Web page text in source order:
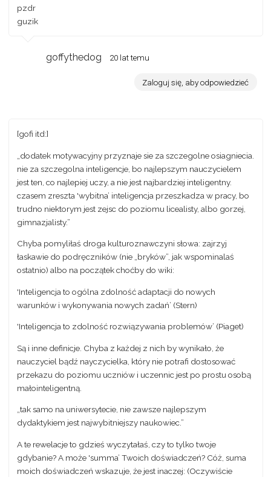
pzdr
guzik
goffythedog 20 lat temu
Zaloguj się, aby odpowiedzieć
[gofi itd:]
„dodatek motywacyjny przyznaje sie za szczegolne osiagniecia.
nie za szczegolna inteligencje, bo najlepszym nauczycielem
jest ten, co najlepiej uczy, a nie jest najbardziej inteligentny.
czasem zreszta 'wybitna’ inteligencja przeszkadza w pracy, bo
trudno niektorym jest zejsc do poziomu licealisty, albo gorzej,
gimnazjalisty.”
Chyba pomyliłaś droga kulturoznawczyni słowa: zajrzyj
łaskawie do podręczników (nie „bryków”, jak wspominalaś
ostatnio) albo na początek choćby do wiki:
'Inteligencja to ogólna zdolność adaptacji do nowych
warunków i wykonywania nowych zadań’ (Stern)
'Inteligencja to zdolność rozwiązywania problemów’ (Piaget)
Są i inne definicje. Chyba z każdej z nich by wynikało, że
nauczyciel bądź nayczycielka, który nie potrafi dostosować
przekazu do poziomu uczniów i uczennic jest po prostu osobą
małointeligentną.
„tak samo na uniwersytecie, nie zawsze najlepszym
dydaktykiem jest najwybitniejszy naukowiec.”
A te rewelacje to gdzieś wyczytałaś, czy to tylko twoje
gdybanie? A może 'summa’ Twoich doświadczeń? Cóż, suma
moich doświadczeń wskazuje, że jest inaczej: (Oczywiście